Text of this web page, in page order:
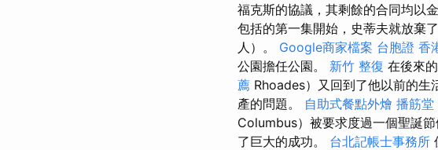
福克斯的協議，其剩餘的合同均以
包括的第一集開始，史蒂夫就放棄
人）。 Google商家檔案 台胞證 香
公園擔任公園。 新竹 整復 在後來
薦 Rhoades）又回到了他以前的生
產的問題。 自助式餐點外燴 播筋堂
Columbus）被要求度過一個聖誕
了巨大的成功。 台北記帳士事務所